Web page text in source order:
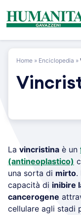
content
Home » Enciclopedia »
La vincristina è un
(antineoplastico)
una sorta di mirto.
capacità di inibire
cancerogene
cellulare agli stadi